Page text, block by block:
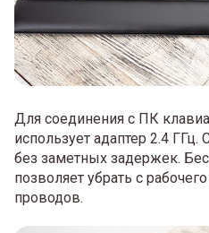
Для соединения с ПК
использует адаптер 2.4
без заметных задержек.
позволяет убрать с
проводов.